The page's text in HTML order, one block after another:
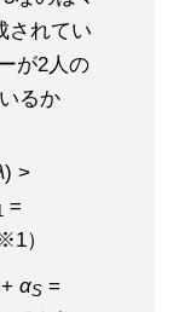
されてい
が2人の
るか
) >
=
）
αS =